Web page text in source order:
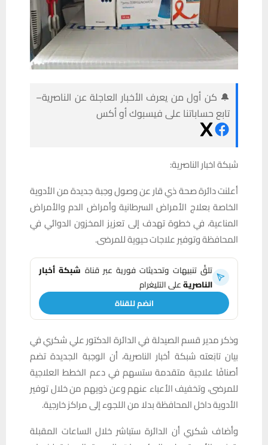
🔔 كن أول من يعرف الأخبار العاجلة عن الناصرية–
تابع حساباتنا على فيسبوك أو أكس
شبكة اخبار الناصرية:
أعلنت دائرة صحة ذي قار عن وصول وجبة جديدة من الأدوية
الخاصة بعلاج الأمراض السرطانية وأمراض الدم والأمراض
المناعية، في خطوة تهدف إلى تعزيز المخزون الدوائي في
المحافظة وتوفير علاجات حيوية للمرضى.
تلقَّ تنبيهات وتحديثات فورية عبر قناة شبكة أخبار
الناصريةعلى التليغرام
انضم للقناة
وذكر مدير قسم الصيدلة في الدائرة الدكتور علي شكري في
بيان تابَعته شبكة أخبار الناصرية، أن الوجبة الجديدة تضم
أصنافًا علاجية متقدمة ستسهم في دعم الخطط العلاجية
للمرضى، وتخفيف الأعباء عنهم وعن ذويهم من خلال توفير
الأدوية داخل المحافظة بدلا من اللجوء إلى مراكز خارجية.
وأضاف شكري أن الدائرة ستباشر خلال الساعات المقبلة